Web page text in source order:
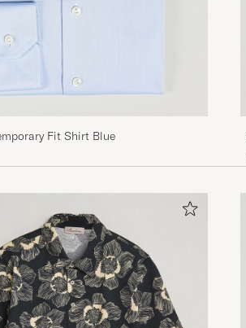
Fit Shirt Blue